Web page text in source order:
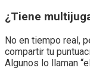
¿Tiene
No en tiempo real,
compartir tu
Algunos lo llaman